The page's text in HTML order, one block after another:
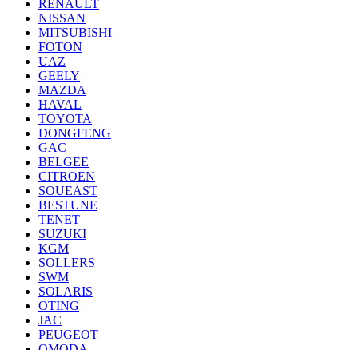
RENAULT
NISSAN
MITSUBISHI
FOTON
UAZ
GEELY
MAZDA
HAVAL
TOYOTA
DONGFENG
GAC
BELGEE
CITROEN
SOUEAST
BESTUNE
TENET
SUZUKI
KGM
SOLLERS
SWM
SOLARIS
OTING
JAC
PEUGEOT